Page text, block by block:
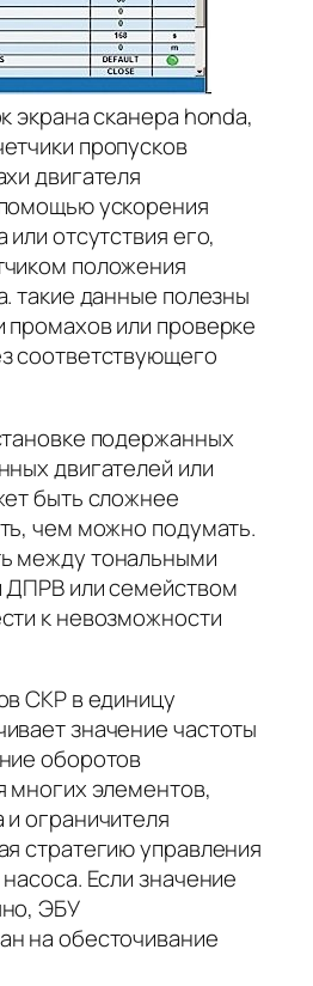
экрана сканера honda,
пропусков
двигателя
ускорения
или отсутствия его,
положения
такие данные полезны
или проверке
соответствующего
подержанных
двигателей или
быть сложнее
чем можно подумать.
между тональными
или семейством
к невозможности
CKP в единицу
значение частоты
оборотов
многих элементов,
ограничителя
стратегию управления
Если значение
ЭБУ
на обесточивание